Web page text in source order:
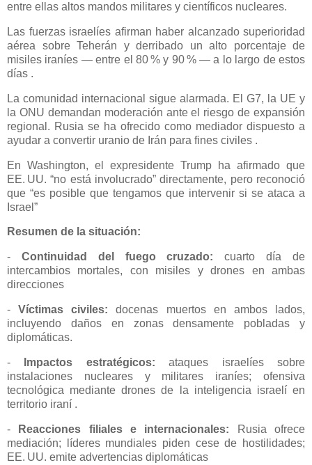
entre ellas altos mandos militares y científicos nucleares.
Las fuerzas israelíes afirman haber alcanzado superioridad
aérea sobre Teherán y derribado un alto porcentaje de
misiles iraníes — entre el 80 % y 90 % — a lo largo de estos
días .
La comunidad internacional sigue alarmada. El G7, la UE y
la ONU demandan moderación ante el riesgo de expansión
regional. Rusia se ha ofrecido como mediador dispuesto a
ayudar a convertir uranio de Irán para fines civiles .
En Washington, el expresidente Trump ha afirmado que
EE. UU. “no está involucrado” directamente, pero reconoció
que “es posible que tengamos que intervenir si se ataca a
Israel”
Resumen de la situación:
- Continuidad del fuego cruzado: cuarto día de
intercambios mortales, con misiles y drones en ambas
direcciones
-Víctimas civiles: docenas muertos en ambos lados,
incluyendo daños en zonas densamente pobladas y
diplomáticas.
- Impactos estratégicos: ataques israelíes sobre
instalaciones nucleares y militares iraníes; ofensiva
tecnológica mediante drones de la inteligencia israelí en
territorio iraní .
- Reacciones filiales e internacionales: Rusia ofrece
mediación; líderes mundiales piden cese de hostilidades;
EE. UU. emite advertencias diplomáticas